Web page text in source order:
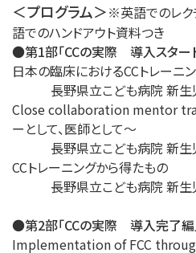
＜プログラム＞※英語でのレク
語でのハンドアウト資料つき
●第1部「CCの実際 導入スター
日本の臨床におけるCCトレーニ
長野県立こども病院 新生
Close collaboration mentor
ーとして、医師として〜
長野県立こども病院 新生
CCトレーニングから得たもの
長野県立こども病院 新生
●第2部「CCの実際 導入完了編
Implementation of FCC